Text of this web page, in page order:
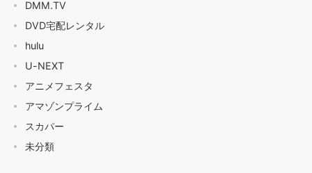
DMM.TV
DVD宅配レンタル
hulu
U-NEXT
アニメフェスタ
アマゾンプライム
スカパー
未分類